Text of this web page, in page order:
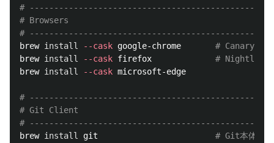
#
# Browsers
#
brew install --cask google-chrome # Canaryなど
brew install --cask firefox # Nightlyなど
brew install --cask microsoft-edge
#
# Git Client
#
brew install git # Git本体